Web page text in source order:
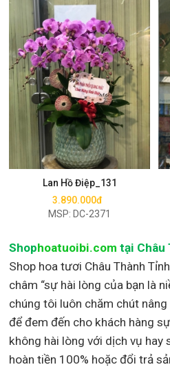
Lan Hồ Điệp_131
3.890.000đ
MSP: DC-2371
Mua ngay
Shophoatuoibi.com tại Châu
Shop hoa tươi Châu Thành
châm “sự hài lòng của bạn là
chúng tôi luôn chăm chút
để đem đến cho khách hàng
không hài lòng với dịch vụ hay
hoàn tiền 100% hoặc đổi trả